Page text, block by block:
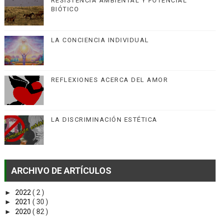
BIÓTICO
LA CONCIENCIA INDIVIDUAL
REFLEXIONES ACERCA DEL AMOR
LA DISCRIMINACIÓN ESTÉTICA
ARCHIVO DE ARTÍCULOS
► 2022 ( 2 )
► 2021 ( 30 )
► 2020 ( 82 )